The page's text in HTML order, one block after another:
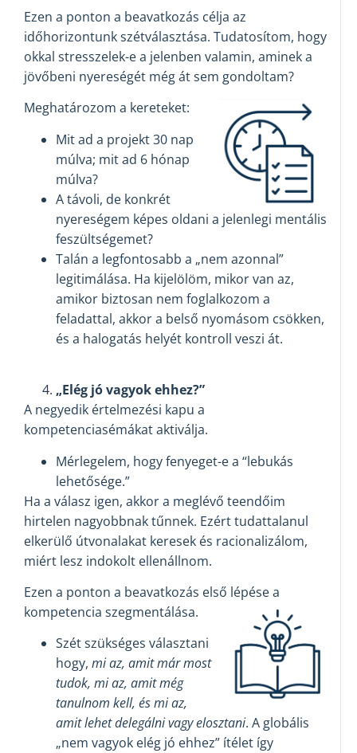
Ezen a ponton a beavatkozás célja az
időhorizontunk szétválasztása. Tudatosítom, hogy
okkal stresszelek-e a jelenben valamin, aminek a
jövőbeni nyereségét még át sem gondoltam?
Meghatározom a kereteket:
Mit ad a projekt 30 nap
múlva; mit ad 6 hónap
múlva?
A távoli, de konkrét
nyereségem képes oldani a jelenlegi mentális
feszültségemet?
Talán a legfontosabb a „nem azonnal”
legitimálása. Ha kijelölöm, mikor van az,
amikor biztosan nem foglalkozom a
feladattal, akkor a belső nyomásom csökken,
és a halogatás helyét kontroll veszi át.
„Elég jó vagyok ehhez?”
A negyedik értelmezési kapu a
kompetenciasémákat aktiválja.
Mérlegelem, hogy fenyeget-e a “lebukás
lehetősége.”
Ha a válasz igen, akkor a meglévő teendőim
hirtelen nagyobbnak tűnnek. Ezért tudattalanul
elkerülő útvonalakat keresek és racionalizálom,
miért lesz indokolt ellenállnom.
Ezen a ponton a beavatkozás első lépése a
kompetencia szegmentálása.
Szét szükséges választani
hogy, mi az, amit már most
tudok, mi az, amit még
tanulnom kell, és mi az,
amit lehet delegálni vagy elosztani. A globális
„nem vagyok elég jó ehhez” ítélet így